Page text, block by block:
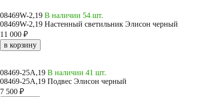
08469W-2,19 В наличии 54 шт.
08469W-2,19 Настенный светильник Элисон черный
11 000 ₽
в корзину
08469-25A,19 В наличии 41 шт.
08469-25A,19 Подвес Элисон черный
7 500 ₽